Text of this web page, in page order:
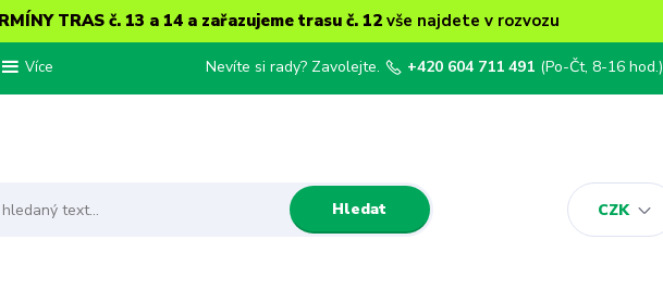
TRAS č. 13 a 14 a zařazujeme trasu č. 12 vše najdete v rozvozu
Více
CZK
Hledat
Nevíte si rady? Zavolejte. +420 604 711 491 (Po-Čt, 8-16 hod.)